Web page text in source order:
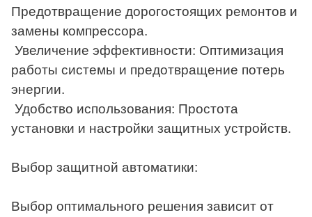
Предотвращение дорогостоящих ремонтов и
замены компрессора.
Увеличение эффективности: Оптимизация
работы системы и предотвращение потерь
энергии.
Удобство использования: Простота
установки и настройки защитных устройств.
Выбор защитной автоматики:
Выбор оптимального решения зависит от